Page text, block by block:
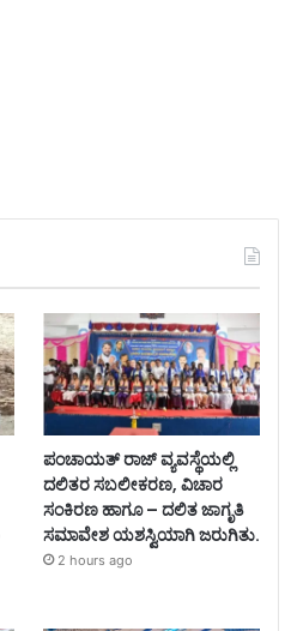
ಪಂಚಾಯತ್ ರಾಜ್ ವ್ಯವಸ್ಥೆಯಲ್ಲಿ
ದಲಿತರ ಸಬಲೀಕರಣ, ವಿಚಾರ
ಸಂಕಿರಣ ಹಾಗೂ – ದಲಿತ ಜಾಗೃತಿ
ಸಮಾವೇಶ ಯಶಸ್ವಿಯಾಗಿ ಜರುಗಿತು.
2 hours ago